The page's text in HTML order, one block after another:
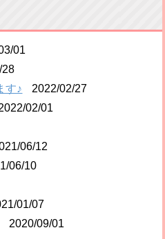
01
28
す♪
2022/02/27
02/01
06/12
06/10
01/07
2020/09/01